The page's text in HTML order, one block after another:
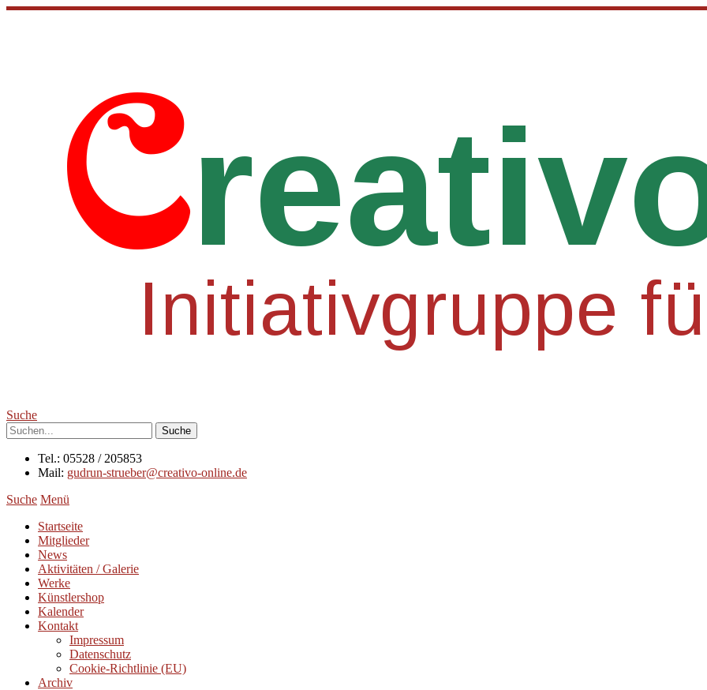
Suche
Tel.: 05528 / 205853
Mail: gudrun-strueber@creativo-online.de
Suche Menü
Startseite
Mitglieder
News
Aktivitäten / Galerie
Werke
Künstlershop
Kalender
Kontakt
Impressum
Datenschutz
Cookie-Richtlinie (EU)
Archiv